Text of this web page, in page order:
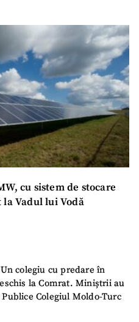
cu sistem de stocare
Vadul lui Vodă
colegiu cu predare în
la Comrat. Miniștrii au
Colegiul Moldo-Turc